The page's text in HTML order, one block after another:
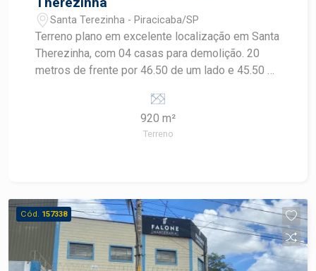
varanda lateral - área de serviço As áreas
molhadas serão entregues em piso 84/84
acetinado. As áreas secas serão entregues em
cimentado preparado para receber revestimento
de vidro e persianas automáticas das duas
sacadas, aquecedor de água central á Gas de 38L
Santa Terezinha - Piracicaba/SP
Terreno plano em excelente localização em Santa
Therezinha, com 04 casas para demolição. 20
metros de frente por 46.50 de um lado e 45.50 de
920 m²
Terreno
Cód. 157338